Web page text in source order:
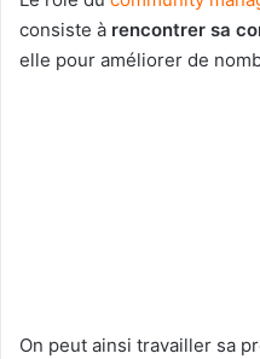
consiste à rencontrer sa
elle pour améliorer de
On peut ainsi travailler sa